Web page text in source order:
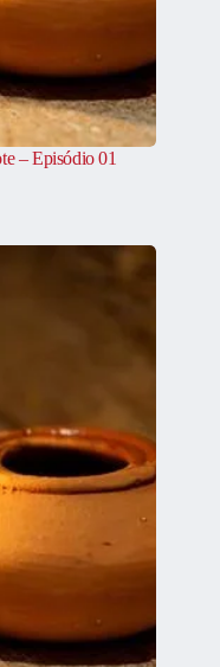
– Episódio 01